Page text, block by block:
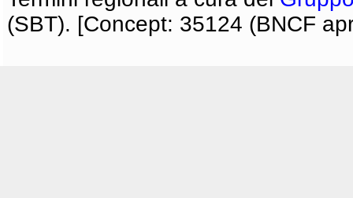
(SBT). [Concept: 35124 (BNCF